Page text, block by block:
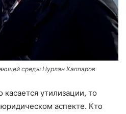
среды Нурлан Каппаров
утилизации, то
аспекте. Кто